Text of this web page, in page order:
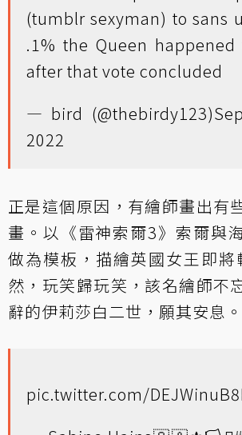
(tumblr sexyman) to sans
.1% the Queen
after that vote concluded
— bird (@thebirdy123)
2022
正是這個原因，有繪師畫出有
畫。以《雷神索爾3》索爾與
做為模板，描繪英國女王即將
然，玩笑歸玩笑，該名繪師不
辭的伊莉莎白二世，願其安息。
pic.twitter.com/